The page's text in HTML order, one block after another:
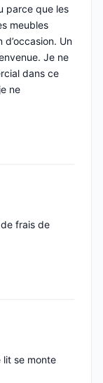
parce que les
meubles
Un
Je ne
dans ce
ne
frais de
lit se monte